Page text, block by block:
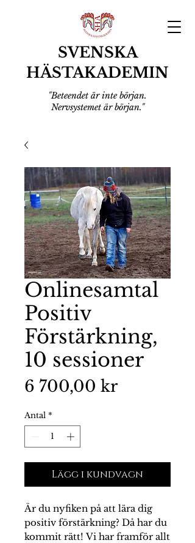
SVENSKA
HÄSTAKADEMIN
"Beteendet är inte början.
Nervsystemet är början."
Onlinesamtal
Positiv
Förstärkning,
10 sessioner
6 700,00 krPris
Antal *
Lägg i kundvagn
Är du nyfiken på att lära dig
positiv förstärkning? Då har du
kommit rätt! Vi har framför allt